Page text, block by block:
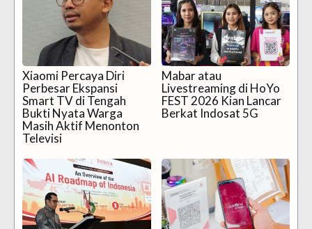
Xiaomi Percaya Diri
Perbesar Ekspansi
Smart TV di Tengah
Bukti Nyata Warga
Masih Aktif Menonton
Televisi
Mabar atau
Livestreaming di HoYo
FEST 2026 Kian Lancar
Berkat Indosat 5G